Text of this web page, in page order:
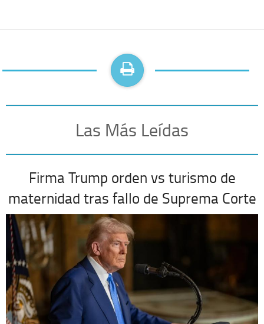
Las Más Leídas
Firma Trump orden vs turismo de
maternidad tras fallo de Suprema Corte